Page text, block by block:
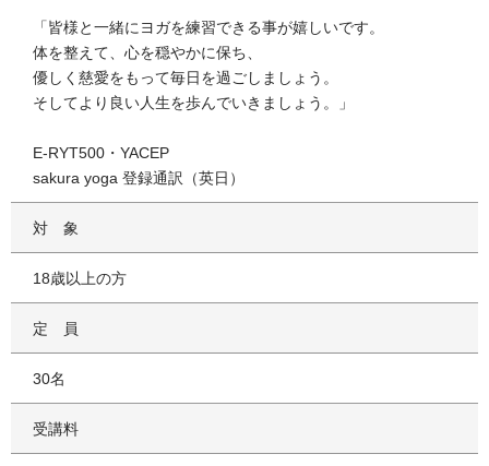
「皆様と一緒にヨガを練習できる事が嬉しいです。
体を整えて、心を穏やかに保ち、
優しく慈愛をもって毎日を過ごしましょう。
そしてより良い人生を歩んでいきましょう。」
E-RYT500・YACEP
sakura yoga 登録通訳（英日）
対象
18歳以上の方
定員
30名
受講料